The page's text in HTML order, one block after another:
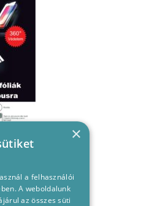
×
a felhasználói
A weboldalunk
az összes süti